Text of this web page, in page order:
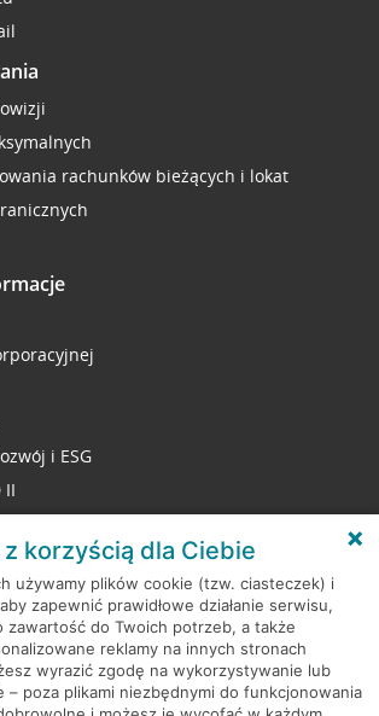
rachunków bieżących i lokat
i ESG
II
korzyścią dla Ciebie
używamy plików cookie (tzw. ciasteczek) i
zapewnić prawidłowe działanie serwisu,
zawartość do Twoich potrzeb, a także
reklamy na innych stronach
wyrazić zgodę na wykorzystywanie lub
– poza plikami niezbędnymi do funkcjonowania